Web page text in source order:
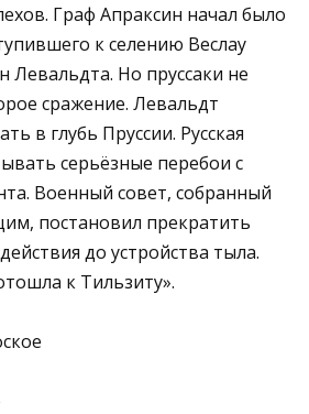
Граф Апраксин начал было
к селению Веслау
Но пруссаки не
сражение. Левальдт
в глубь Пруссии. Русская
серьёзные перебои с
Военный совет, собранный
постановил прекратить
до устройства тыла.
к Тильзиту».